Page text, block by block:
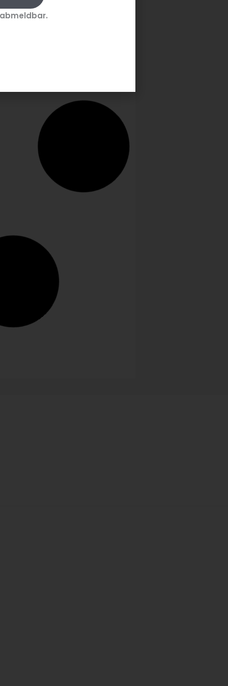
Schimke ist neue Dehoga
Nissen übernahm zum 1. Juni
die Direktion für Brioni Hotels
Juni 2025 verantwortet Laura
als Managing Director die
und Positionierung der
Brioni Hotels....